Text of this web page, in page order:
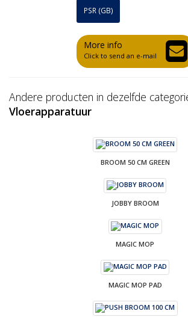
PSR (GB)
More info
Click to send an e-mail
Andere producten in dezelfde
Vloerapparatuur
BROOM 50 CM GREEN
JOBBY BROOM
MAGIC MOP
MAGIC MOP PAD